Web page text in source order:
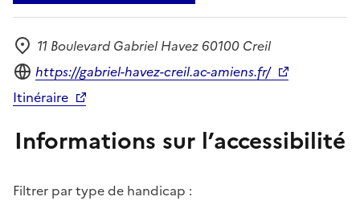
Adresse
11 Boulevard Gabriel Havez 60100 Creil
Site internet
https://gabriel-havez-creil.ac-amiens.fr/
Itinéraire
Informations sur l’accessibilité
Filtrer par type de handicap :